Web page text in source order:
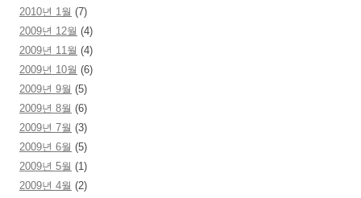
2010년 1월 (7)
2009년 12월 (4)
2009년 11월 (4)
2009년 10월 (6)
2009년 9월 (5)
2009년 8월 (6)
2009년 7월 (3)
2009년 6월 (5)
2009년 5월 (1)
2009년 4월 (2)